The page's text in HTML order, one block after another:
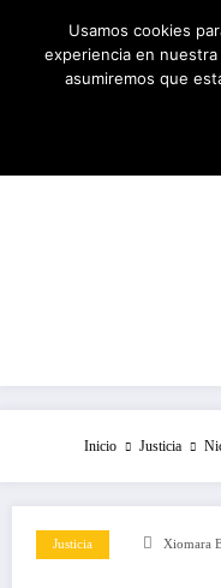
contenido
06/08/
Inicio Justicia
Justicia Xiomara
Usamos cookies
experiencia en
asumiremos que